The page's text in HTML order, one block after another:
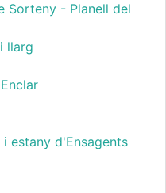
Sorteny - Planell del
llarg
estany d'Ensagents